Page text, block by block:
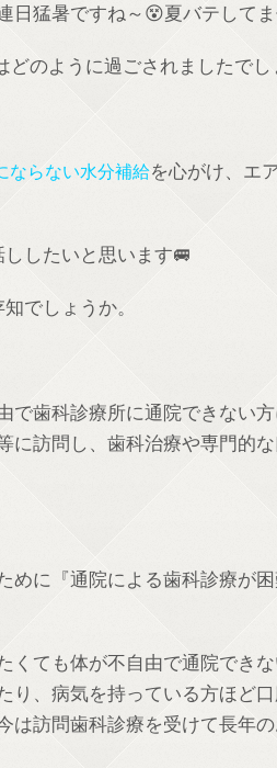
日猛暑ですね～😵夏バテして
のように過ごされましたでし
ならない水分補給を心がけ、エ
したいと思います🚐
でしょうか。
で歯科診療所に通院できない
に訪問し、歯科治療や専門的
めに『通院による歯科診療が
くても体が不自由で通院でき
り、病気を持っている方ほど
は訪問歯科診療を受けて長年